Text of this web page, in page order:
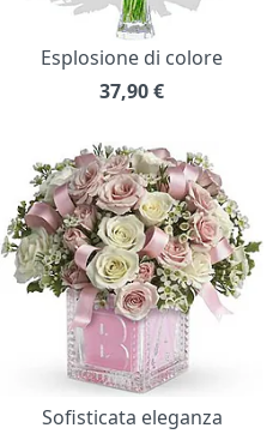
Esplosione di colore
37,90€
Sofisticata eleganza